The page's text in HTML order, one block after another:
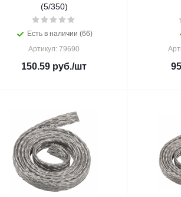
(5/350)
Есть в наличии (66)
Артикул: 79690
150.59 руб./шт